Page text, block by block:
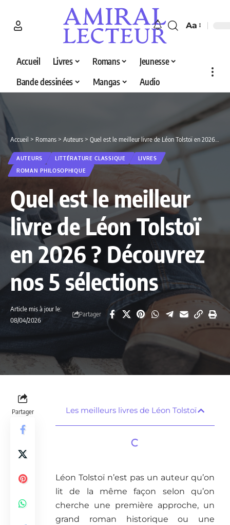
Aa
Accueil Livres Romans
Jeunesse
Bande dessinées
Mangas Audio
Accueil > Romans > Auteurs > Quel est le meilleur livre de Léon Tolstoï en 2026 ? Découvrez nos 5 sélections
AUTEURS LITTÉRATURE CLASSIQUE
LIVRES
ROMAN PHILOSOPHIQUE
Quel est le meilleur
livre de Léon Tolstoï
en 2026 ? Découvrez
nos 5 sélections
Article mis à jour le:
08/04/2026
Partager
Partager Les meilleurs livres de Léon Tolstoï
Léon Tolstoï n’est pas un auteur qu’on
lit de la même façon selon qu’on
cherche une première approche, un
grand roman historique ou une